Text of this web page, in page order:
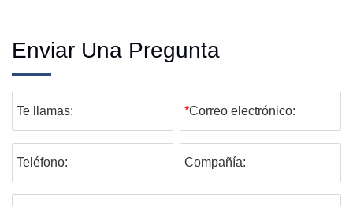
Enviar Una Pregunta
Te llamas: *Correo electrónico:
Teléfono: Compañía: